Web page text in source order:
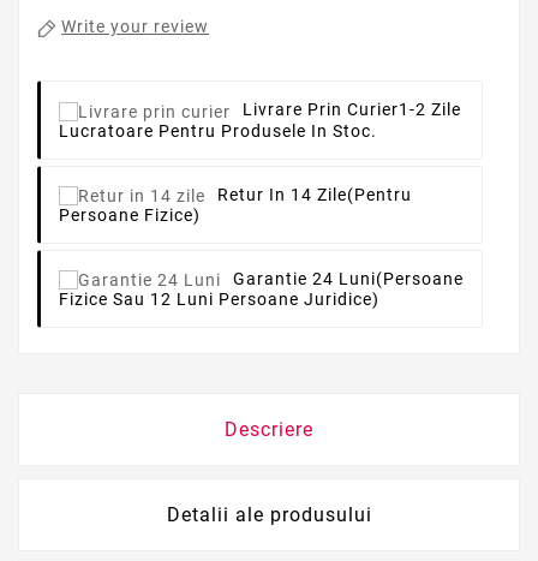
Write your review
Livrare Prin Curier1-2 Zile
Lucratoare Pentru Produsele In Stoc.
Retur In 14 Zile(pentru
Persoane Fizice)
Garantie 24 Luni(persoane
Fizice Sau 12 Luni Persoane Juridice)
Descriere
Detalii ale produsului